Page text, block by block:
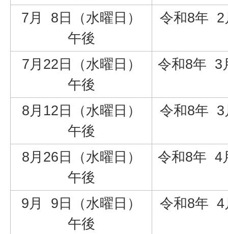
7月 8日（水曜日）
午後
令和8年
7月22日（水曜日）
午後
令和8年 3
8月12日（水曜日）
午後
令和8年
8月26日（水曜日）
午後
令和8年 4
9月 9日（水曜日）
午後
令和8年